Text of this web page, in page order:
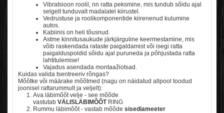
Vibratsioon roolil, nn ratta peksmine, mis tundub sõidu ajal
selgelt tunduvalt madalatel kiirustel.
Vedrustuse ja roolikomponentide kiirenenud kulumine
autos.
Kabiinis on heli tõusnud.
Astme kinnitusaukude järkjärguline keermestamine, mis
võib raskendada rataste paigaldamist või isegi ratta
paigalduspoldid sõidu ajal puruneda ja põhjustada ratta
lahtitulemise!
Vajadus asendada montaažiotsad.
Kuidas valida tsentreeriv rõngas?
Mõõtke või määrake mõõtmed (nagu on näidatud allpool toodud
joonisel rattarummult ja veljelt):
Ava läbimõõt velje - see mõõde
vastutab VÄLISLÄBIMÕÕTRING
Rummu läbimõõt - vastab mõõde sisediameeter